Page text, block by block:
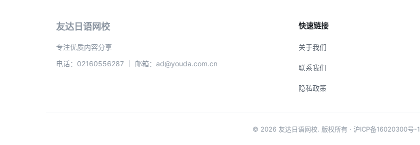
友达日语网校
专注优质内容分享
电话：02160556287 ｜ 邮箱：ad@youda.com.cn
快速链接
关于我们
联系我们
隐私政策
© 2026 友达日语网校. 版权所有 · 沪ICP备16020300号-1